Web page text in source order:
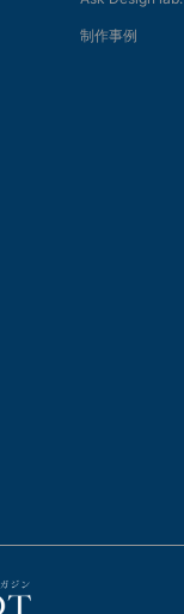
制作事例